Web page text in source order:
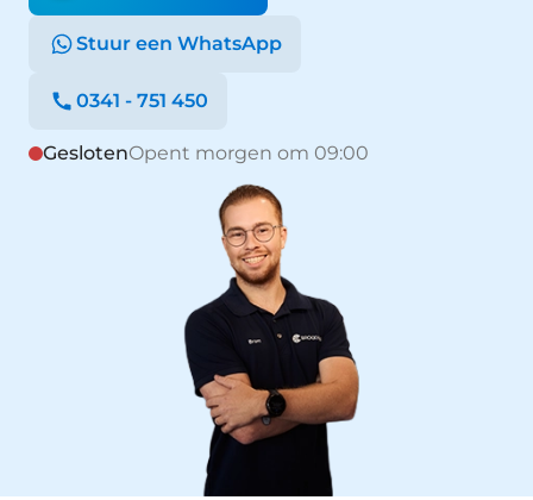
Stuur een WhatsApp
0341 - 751 450
GeslotenOpent morgen om 09:00